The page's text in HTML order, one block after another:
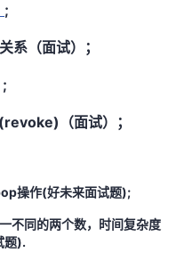
;
系（面试）；
（面试）；
操作(好未来面试题);
不同的两个数，时间复杂度
题).